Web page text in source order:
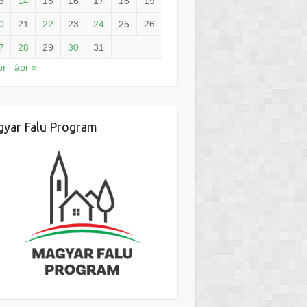
21 22 23 24 25 26
28 29 30
31
ápr »
Falu Program